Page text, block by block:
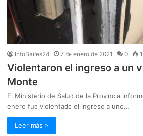
InfoBaires24 7 de enero de 2021 0
Violentaron el ingreso a un
Monte
El Ministerio de Salud de la Provincia
enero fue violentado el ingreso a uno…
Leer más »